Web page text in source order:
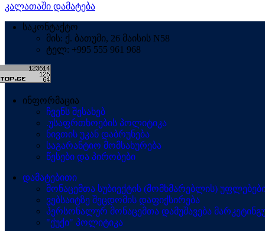
კალათაში დამატება
საკონტაქტო
მის: ქ. ბათუმი, 26 მაისის N58
ტელ: +995 555 961 968
ინფორმაცია
ჩვენს შესახებ
.უსაფრთხოების პოლიტიკა
ნივთის უკან დაბრუნება
საგარანტიო მომსახურება
წესები და პირობები
დამატებითი
მონაცემთა სუბიექტის (მომხმარებლის)
ვებსაიტზე შეცდომის დაფიქსირება
პერსონალურ მონაცემთა დამუშავება
"ქუქი" პოლიტიკა